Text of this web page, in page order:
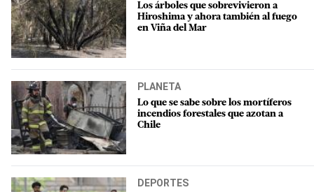
Los árboles que sobrevivieron a
Hiroshima y ahora también al fuego
en Viña del Mar
PLANETA
Lo que se sabe sobre los mortíferos
incendios forestales que azotan a
Chile
DEPORTES